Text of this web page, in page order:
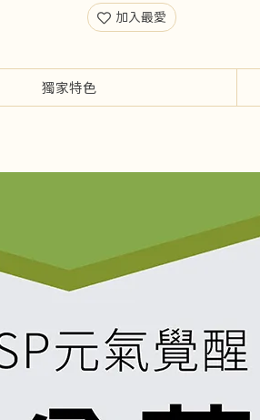
加入最愛
獨家特色